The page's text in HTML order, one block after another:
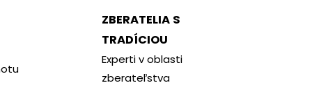
ZBERATELIA S
TRADÍCIOU
Experti v oblasti
zberateľstva